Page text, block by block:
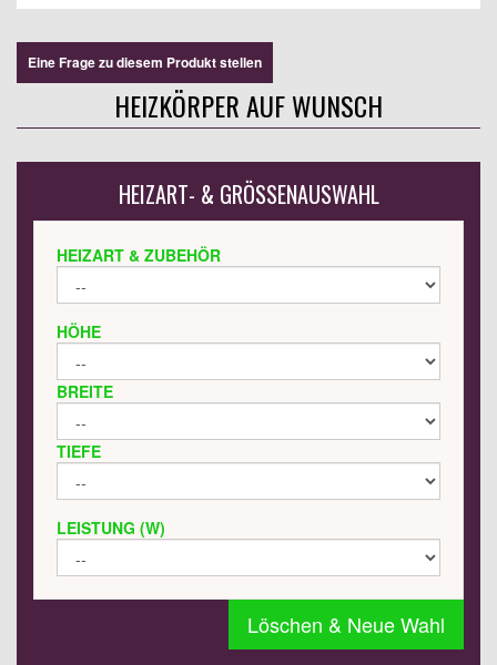
Eine Frage zu diesem Produkt stellen
HEIZKÖRPER AUF WUNSCH
HEIZART- & GRÖSSENAUSWAHL
HEIZART & ZUBEHÖR
HÖHE
BREITE
TIEFE
LEISTUNG (W)
Löschen & Neue Wahl